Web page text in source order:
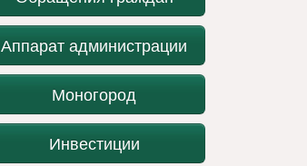
Аппарат администрации
Моногород
Инвестиции